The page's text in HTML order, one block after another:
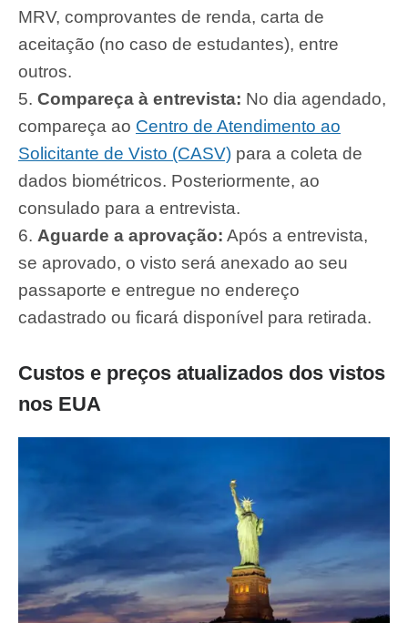
MRV, comprovantes de renda, carta de
aceitação (no caso de estudantes), entre
outros.
Compareça à entrevista: No dia agendado,
compareça ao Centro de Atendimento ao
Solicitante de Visto (CASV) para a coleta de
dados biométricos. Posteriormente, ao
consulado para a entrevista.
Aguarde a aprovação: Após a entrevista,
se aprovado, o visto será anexado ao seu
passaporte e entregue no endereço
cadastrado ou ficará disponível para retirada.
Custos e preços atualizados dos vistos
nos EUA